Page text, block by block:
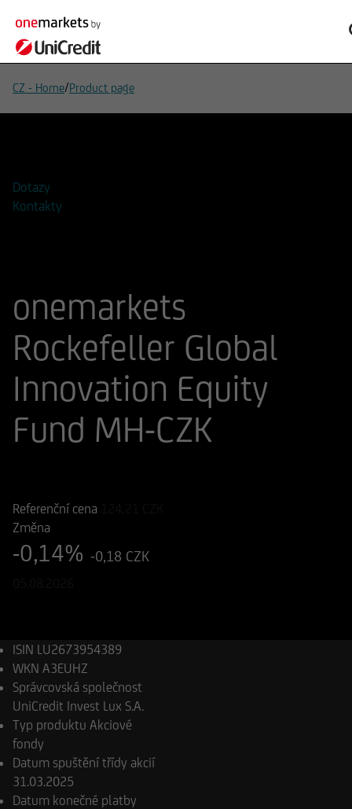
CZ - Home/Product page
Dotazy
Kontakty
onemarkets
Rockefeller Global
Innovation Equity
Fund MH-CZK
Referenční cena
Změna
-0,14% -0,18 CZK
ISIN LU2673954389
WKN A3EUHZ
Správcovská společnost
UniCredit Invest Lux S.A.
Typ produktu Akciové
fondy
Datum spuštění třídy akcií
31.03.2025
Datum konečné platby